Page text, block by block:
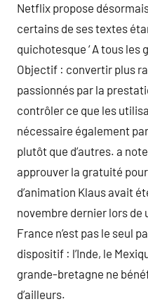
Netflix propose
certains de ses textes
quichotesque ‘ A tous les
Objectif : convertir plus
passionnés par la
contrôler ce que les
nécessaire également
plutôt que d’autres. a
approuver la gratuité
d’animation Klaus avait
novembre dernier lors de
France n’est pas le seul
dispositif : l’Inde, le
grande-bretagne ne
d’ailleurs.